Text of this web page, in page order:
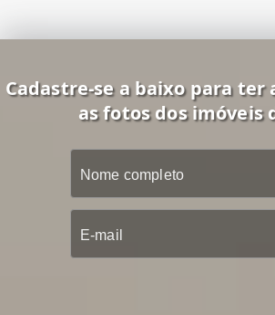
Cadastre-se a baixo para ter
as fotos dos imóveis